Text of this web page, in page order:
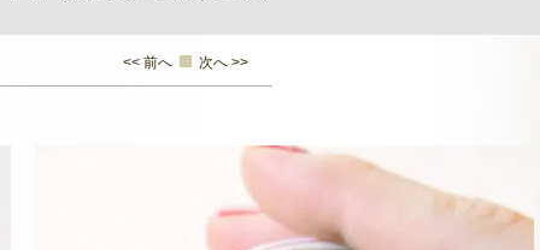
<< 前へ 次へ >>